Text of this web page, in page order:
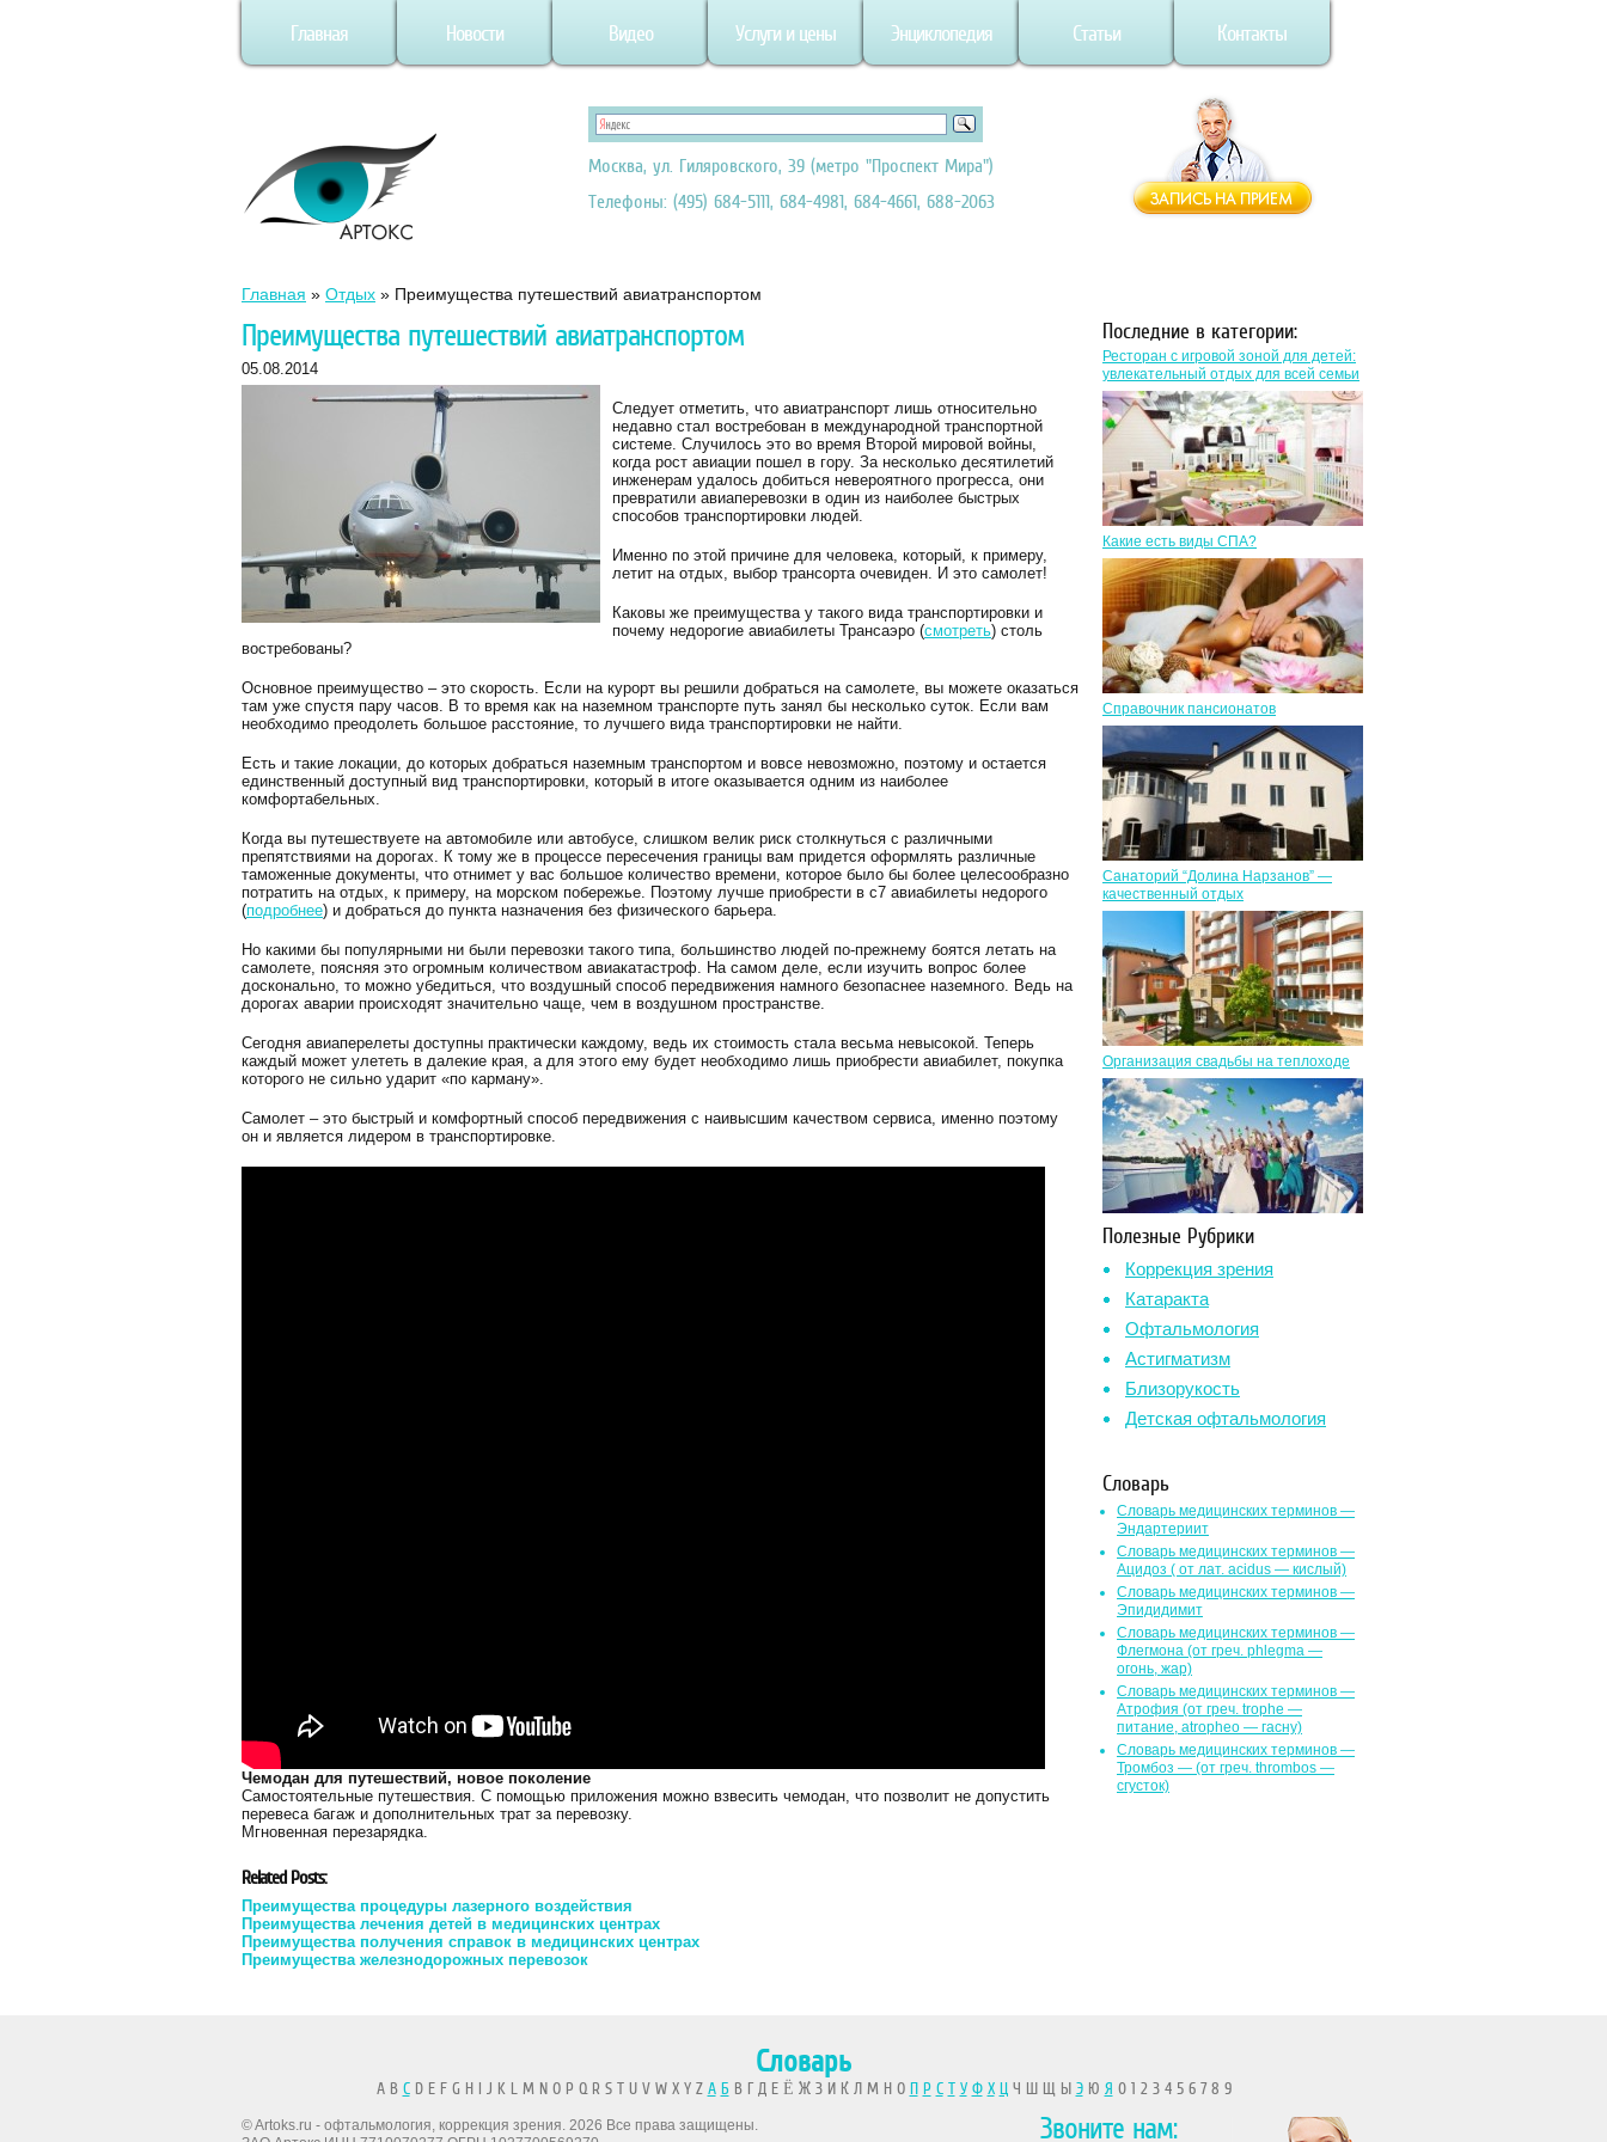
Главная Новости Видео Услуги и цены Энциклопедия Статьи Контакты
Москва, ул. Гиляровского, 39 (метро "Проспект Мира")
Телефоны: (495) 684-5111, 684-4981, 684-4661, 688-2063
Главная » Отдых » Преимущества путешествий авиатранспортом
Преимущества путешествий авиатранспортом
05.08.2014
Следует отметить, что авиатранспорт лишь относительно
недавно стал востребован в международной транспортной
системе. Случилось это во время Второй мировой войны,
когда рост авиации пошел в гору. За несколько десятилетий
инженерам удалось добиться невероятного прогресса, они
превратили авиаперевозки в один из наиболее быстрых
способов транспортировки людей.
Именно по этой причине для человека, который, к примеру,
летит на отдых, выбор трансорта очевиден. И это самолет!
Каковы же преимущества у такого вида транспортировки и
почему недорогие авиабилеты Трансаэро (смотреть) столь
востребованы?
Основное преимущество – это скорость. Если на курорт вы решили добраться на самолете, вы можете оказаться
там уже спустя пару часов. В то время как на наземном транспорте путь занял бы несколько суток. Если вам
необходимо преодолеть большое расстояние, то лучшего вида транспортировки не найти.
Есть и такие локации, до которых добраться наземным транспортом и вовсе невозможно, поэтому и остается
единственный доступный вид транспортировки, который в итоге оказывается одним из наиболее
комфортабельных.
Когда вы путешествуете на автомобиле или автобусе, слишком велик риск столкнуться с различными
препятствиями на дорогах. К тому же в процессе пересечения границы вам придется оформлять различные
таможенные документы, что отнимет у вас большое количество времени, которое было бы более целесообразно
потратить на отдых, к примеру, на морском побережье. Поэтому лучше приобрести в с7 авиабилеты недорого
(подробнее) и добраться до пункта назначения без физического барьера.
Но какими бы популярными ни были перевозки такого типа, большинство людей по-прежнему боятся летать на
самолете, поясняя это огромным количеством авиакатастроф. На самом деле, если изучить вопрос более
досконально, то можно убедиться, что воздушный способ передвижения намного безопаснее наземного. Ведь на
дорогах аварии происходят значительно чаще, чем в воздушном пространстве.
Сегодня авиаперелеты доступны практически каждому, ведь их стоимость стала весьма невысокой. Теперь
каждый может улететь в далекие края, а для этого ему будет необходимо лишь приобрести авиабилет, покупка
которого не сильно ударит «по карману».
Самолет – это быстрый и комфортный способ передвижения с наивысшим качеством сервиса, именно поэтому
он и является лидером в транспортировке.
Чемодан для путешествий, новое поколение
Самостоятельные путешествия. С помощью приложения можно взвесить чемодан, что позволит не допустить
перевеса багаж и дополнительных трат за перевозку.
Мгновенная перезарядка.
Related Posts:
Преимущества процедуры лазерного воздействия
Преимущества лечения детей в медицинских центрах
Преимущества получения справок в медицинских центрах
Преимущества железнодорожных перевозок
Последние в категории:
Ресторан с игровой зоной для детей:
увлекательный отдых для всей семьи
Какие есть виды СПА?
Справочник пансионатов
Санаторий “Долина Нарзанов” —
качественный отдых
Организация свадьбы на теплоходе
Полезные Рубрики
Коррекция зрения
Катаракта
Офтальмология
Астигматизм
Близорукость
Детская офтальмология
Словарь
Словарь медицинских терминов —
Эндартериит
Словарь медицинских терминов —
Ацидоз ( от лат. асidus — кислый)
Словарь медицинских терминов —
Эпидидимит
Словарь медицинских терминов —
Флегмона (от гpeч. phlegma —
огонь, жар)
Словарь медицинских терминов —
Атрофия (от греч. trophe —
питание, atropheo — гасну)
Словарь медицинских терминов —
Тромбоз — (от греч. thrombos —
сгусток)
Словарь
A B CD E F G H I J K L M N O P Q R S T U V W X Y Z А БВ Г Д Е Ё Ж З И К Л М Н О П Р С Т У Ф Х ЦЧ Ш Щ Ы ЭЮ Я 0 1 2 3 4 5 6 7 8 9
© Artoks.ru - офтальмология, коррекция зрения. 2026 Все права защищены.
Звоните нам: